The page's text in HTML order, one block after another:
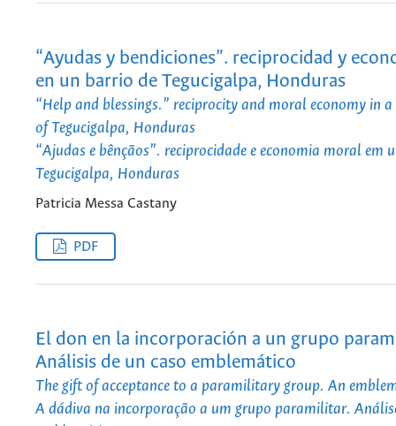
“Ayudas y bendiciones”. reciprocidad y
en un barrio de Tegucigalpa, Honduras
“Help and blessings.” reciprocity and moral economy in
of Tegucigalpa, Honduras
“Ajudas e bênçãos”. reciprocidade e economia moral em
Tegucigalpa, Honduras
Patricia Messa Castany
PDF
El don en la incorporación a un grupo
Análisis de un caso emblemático
The gift of acceptance to a paramilitary group. An
A dádiva na incorporação a um grupo paramilitar.